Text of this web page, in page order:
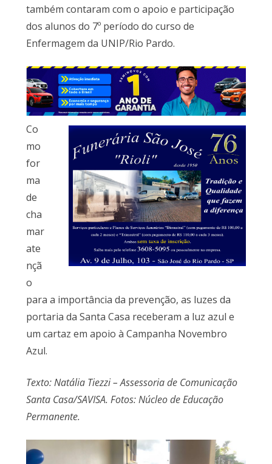
também contaram com o apoio e participação
dos alunos do 7º período do curso de
Enfermagem da UNIP/Rio Pardo.
Co
mo
for
ma
de
cha
mar
ate
nçã
o
para a importância da prevenção, as luzes da
portaria da Santa Casa receberam a luz azul e
um cartaz em apoio à Campanha Novembro
Azul.
Texto: Natália Tiezzi – Assessoria de Comunicação
Santa Casa/SAVISA. Fotos: Núcleo de Educação
Permanente.